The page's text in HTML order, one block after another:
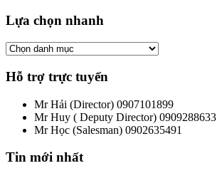
Lựa chọn nhanh
Hỗ trợ trực tuyến
Mr Hải (Director) 0907101899
Mr Huy ( Deputy Director) 0909288633
Mr Học (Salesman) 0902635491
Tin mới nhất